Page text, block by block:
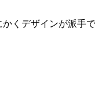
くデザインが派手